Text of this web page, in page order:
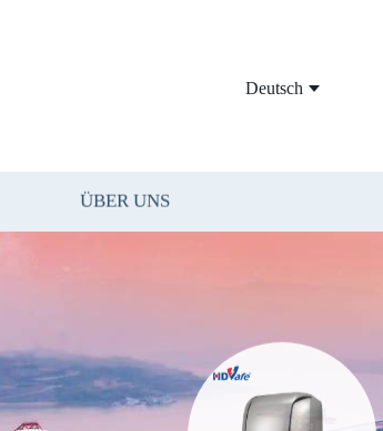
Deutsch
ÜBER UNS